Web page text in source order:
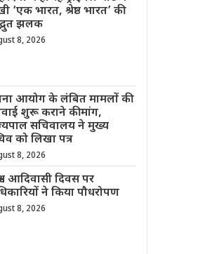
‘एक भारत, श्रेष्ठ भारत’ की
झलक
8, 2026
आयोग के लंबित मामलों की
शुरू कराने की मांग,
सचिवालय ने मुख्य
को लिखा पत्र
8, 2026
आदिवासी दिवस पर
ने किया पौधरोपण
8, 2026